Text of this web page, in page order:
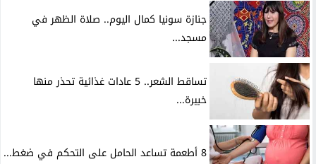
جنازة سونيا كمال اليوم.. صلاة الظهر في
مسجد...
تساقط الشعر.. 5 عادات غذائية تحذر منها
خبيرة...
8 أطعمة تساعد الحامل على التحكم في ضغط...